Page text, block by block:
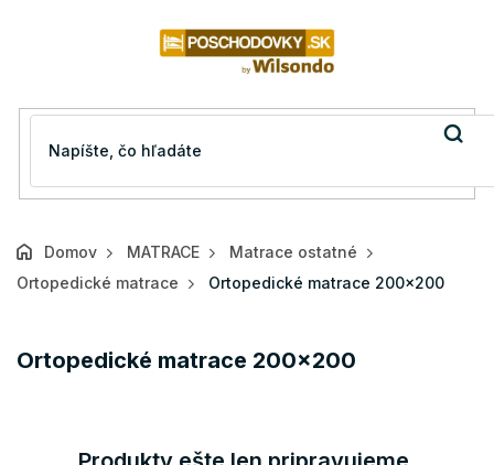
Domov MATRACE
Matrace ostatné
Ortopedické matrace
Ortopedické matrace 200x200
Ortopedické matrace 200x200